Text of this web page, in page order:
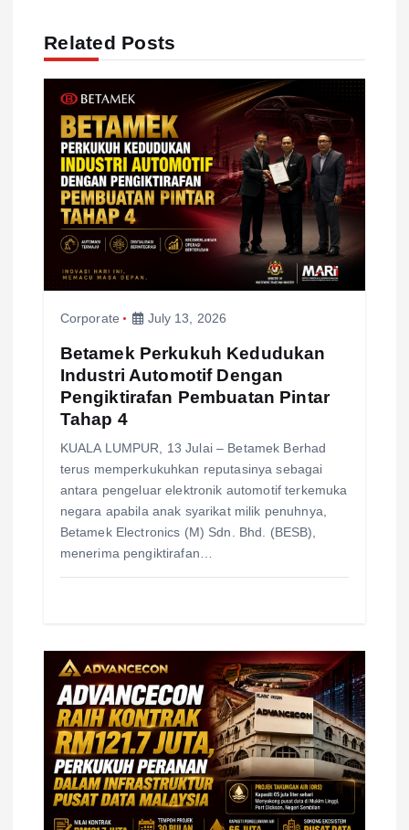
g
Related Posts
Corporate July 13, 2026
Betamek Perkukuh Kedudukan
Industri Automotif Dengan
Pengiktirafan Pembuatan Pintar
Tahap 4
KUALA LUMPUR, 13 Julai – Betamek Berhad
terus memperkukuhkan reputasinya sebagai
antara pengeluar elektronik automotif terkemuka
negara apabila anak syarikat milik penuhnya,
Betamek Electronics (M) Sdn. Bhd. (BESB),
menerima pengiktirafan…